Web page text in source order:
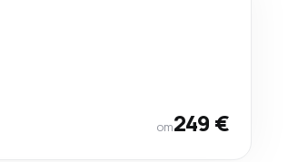
от249 €